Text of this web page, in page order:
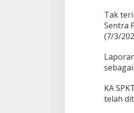
Tak
Sentra
(7/3/
KA
telah